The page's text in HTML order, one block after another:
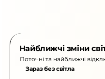
Найближчі зміни
Поточні та найближчі
Зараз без світла